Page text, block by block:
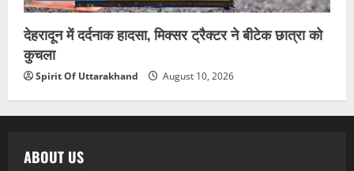
देहरादून में दर्दनाक हादसा, मिक्सर ट्रैक्टर ने बीटेक छात्रा को
कुचला
Spirit Of Uttarakhand August 10, 2026
ABOUT US